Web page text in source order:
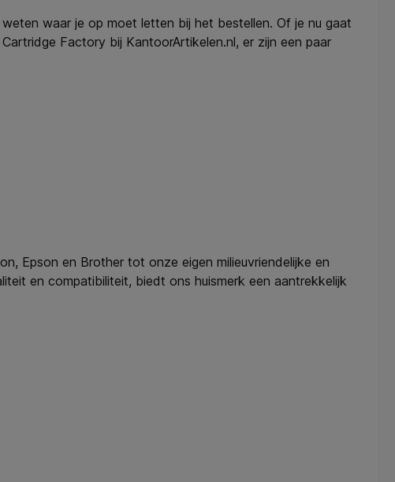
waar je op moet letten bij het bestellen. Of je nu gaat
Factory bij KantoorArtikelen.nl, er zijn een paar
Epson en Brother tot onze eigen milieuvriendelijke en
en compatibiliteit, biedt ons huismerk een aantrekkelijk